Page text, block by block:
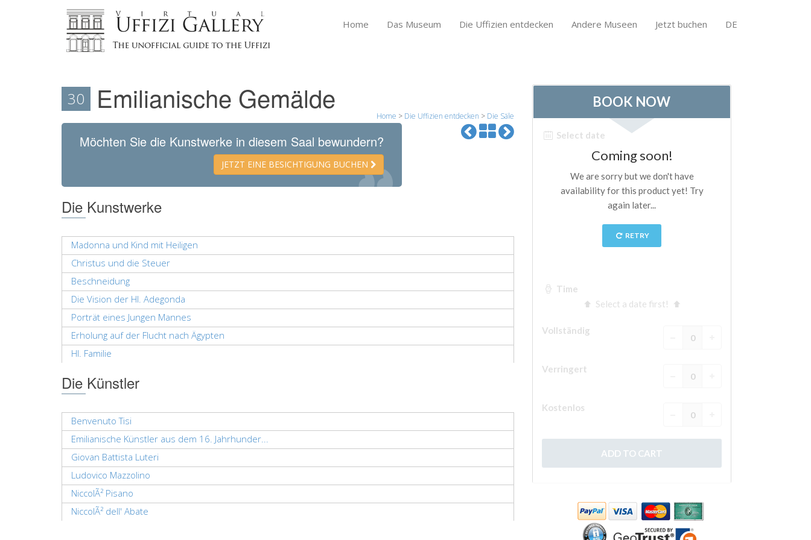
Home Das Museum Die Uffizien entdecken Andere Museen Jetzt buchen DE
30 Emilianische Gemälde
Home > Die Uffizien entdecken > Die Säle
Möchten Sie die Kunstwerke in diesem Saal bewundern?
JETZT EINE BESICHTIGUNG BUCHEN
Die Kunstwerke
Madonna und Kind mit Heiligen
Christus und die Steuer
Beschneidung
Die Vision der Hl. Adegonda
Porträt eines Jungen Mannes
Erholung auf der Flucht nach Ägypten
Hl. Familie
Die Künstler
Benvenuto Tisi
Emilianische Künstler aus dem 16. Jahrhunder...
Giovan Battista Luteri
Ludovico Mazzolino
NiccolÃ² Pisano
NiccolÃ² dell' Abate